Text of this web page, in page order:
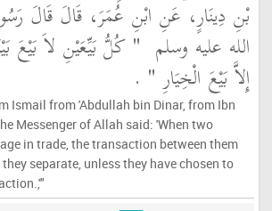
بْنِ دِينَارٍ، عَنِ ابْنِ عُمَرَ، قَالَ قَالَ
الله عليه وسلم ‏ "‏ كُلُّ بَيِّعَيْنِ لاَ بَيْعَ
إِلاَّ بَيْعَ الْخِيَارِ ‏" ‏ ‏.‏
Ismail from 'Abdullah bin Dinar, from Ibn
Messenger of Allah said: 'When two
in trade, the transaction between them
separate, unless they have chosen to